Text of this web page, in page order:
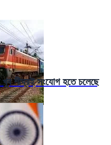
খুব শীঘ্রই সংযোগ হতে চলেছে